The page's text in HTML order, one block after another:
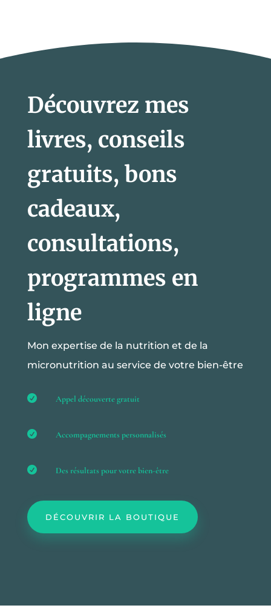
Découvrez mes
livres, conseils
gratuits, bons
cadeaux,
consultations,
programmes en
ligne
Mon expertise de la nutrition et de la
micronutrition au service de votre bien-être
 Appel découverte gratuit
 Accompagnements personnalisés
 Des résultats pour votre bien-être
DÉCOUVRIR LA BOUTIQUE